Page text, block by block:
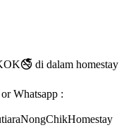
di dalam homestay
Whatsapp :